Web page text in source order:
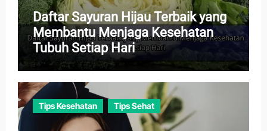
Daftar Sayuran Hijau Terbaik yang
Membantu Menjaga Kesehatan
Tubuh Setiap Hari
Tips Kesehatan Tips Sehat